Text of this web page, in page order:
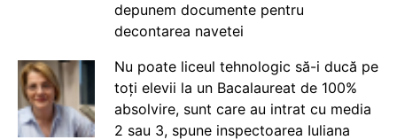
depunem documente pentru
decontarea navetei
Nu poate liceul tehnologic să-i ducă pe
toți elevii la un Bacalaureat de 100%
absolvire, sunt care au intrat cu media
2 sau 3, spune inspectoarea Iuliana